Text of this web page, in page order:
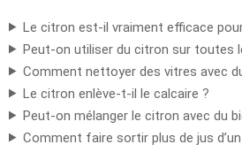
Le citron est-il vraiment efficace
Peut-on utiliser du citron sur toutes
Comment nettoyer des vitres avec
Le citron enlève-t-il le calcaire ?
Peut-on mélanger le citron avec du
Comment faire sortir plus de jus